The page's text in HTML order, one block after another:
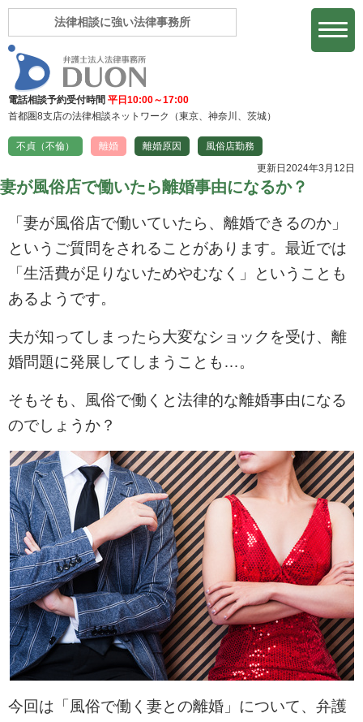
法律相談に強い法律事務所
電話相談予約受付時間 平日10:00～17:00
首都圏8支店の法律相談ネットワーク
（東京、神奈川、茨城）
不貞（不倫） 離婚 離婚原因
風俗店勤務
更新日2024年3月12日
妻が風俗店で働いたら離婚事由になるか？
「妻が風俗店で働いていたら、離婚できるのか」
というご質問をされることがあります。最近では
「生活費が足りないためやむなく」ということも
あるようです。
夫が知ってしまったら大変なショックを受け、離
婚問題に発展してしまうことも…。
そもそも、風俗で働くと法律的な離婚事由になる
のでしょうか？
今回は「風俗で働く妻との離婚」について、弁護